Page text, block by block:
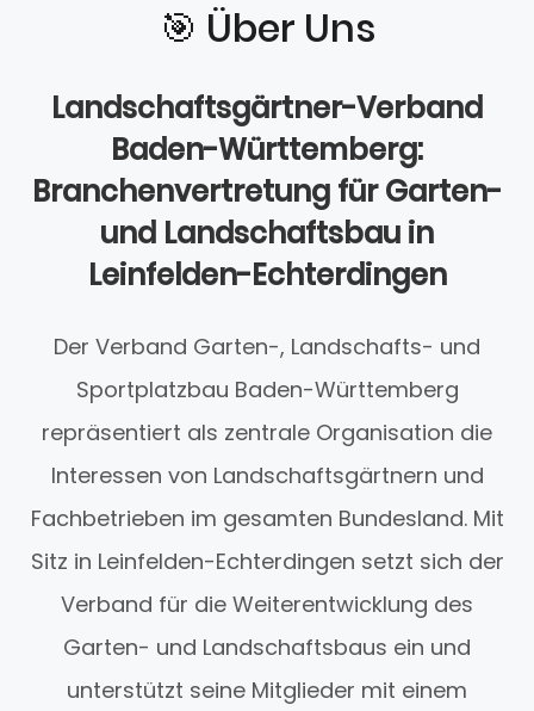
🎯️ Über Uns
Landschaftsgärtner-Verband
Baden-Württemberg:
Branchenvertretung für Garten-
und Landschaftsbau in
Leinfelden-Echterdingen
Der Verband Garten-, Landschafts- und
Sportplatzbau Baden-Württemberg
repräsentiert als zentrale Organisation die
Interessen von Landschaftsgärtnern und
Fachbetrieben im gesamten Bundesland. Mit
Sitz in Leinfelden-Echterdingen setzt sich der
Verband für die Weiterentwicklung des
Garten- und Landschaftsbaus ein und
unterstützt seine Mitglieder mit einem